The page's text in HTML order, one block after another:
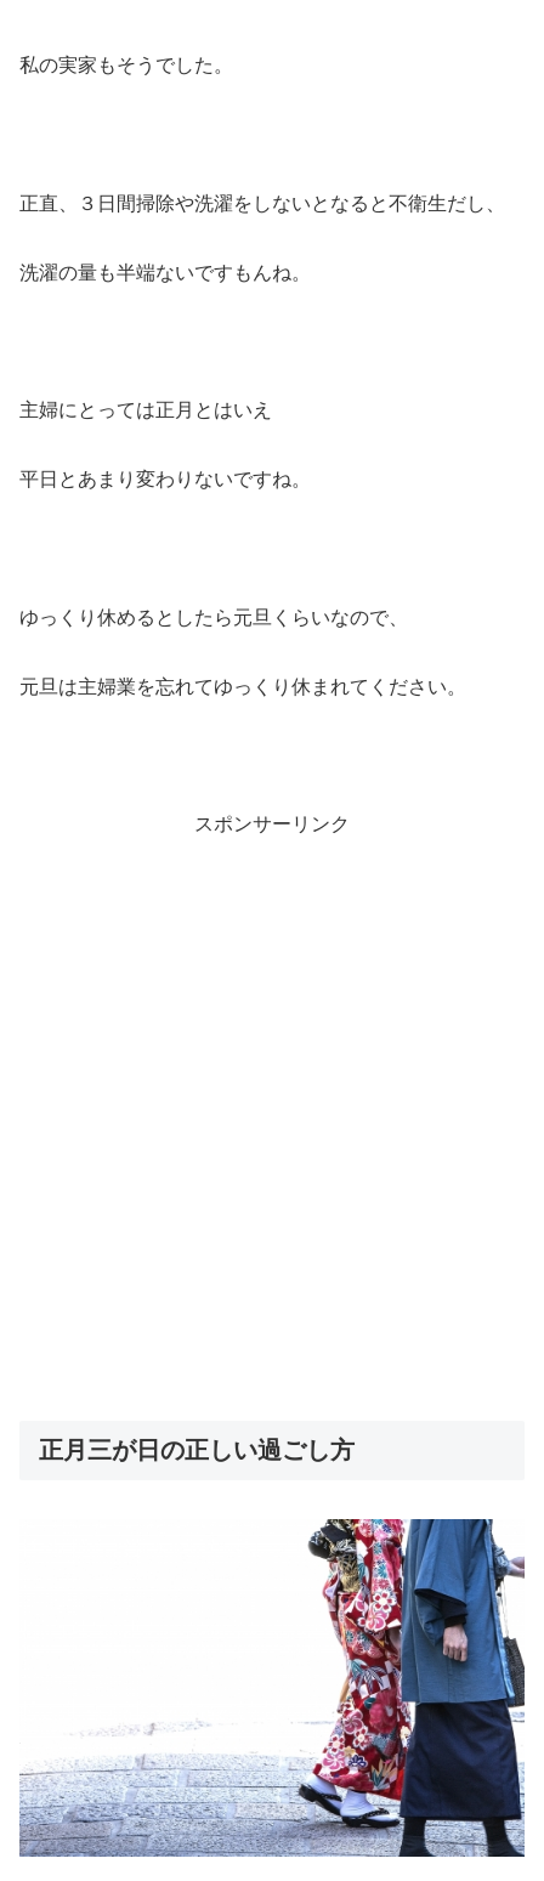
私の実家もそうでした。
正直、３日間掃除や洗濯をしないとなると不衛生だし、
洗濯の量も半端ないですもんね。
主婦にとっては正月とはいえ
平日とあまり変わりないですね。
ゆっくり休めるとしたら元旦くらいなので、
元旦は主婦業を忘れてゆっくり休まれてください。
スポンサーリンク
正月三が日の正しい過ごし方